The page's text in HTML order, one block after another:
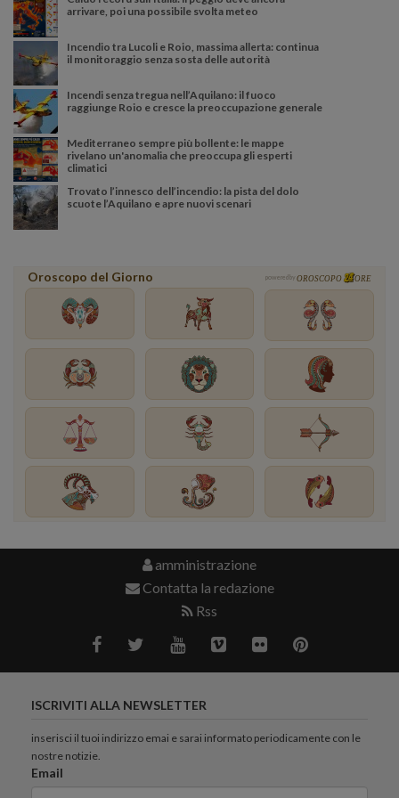
arrivare, poi una possibile svolta meteo
Incendio tra Lucoli e Roio, massima allerta: continua
il monitoraggio senza sosta delle autorità
Incendi senza tregua nell’Aquilano: il fuoco
raggiunge Roio e cresce la preoccupazione generale
Mediterraneo sempre più bollente: le mappe
rivelano un'anomalia che preoccupa gli esperti
climatici
Trovato l’innesco dell’incendio: la pista del dolo
scuote l’Aquilano e apre nuovi scenari
Oroscopo del Giorno powered by OROSCOPO ORE
amministrazione
Contatta la redazione
Rss
ISCRIVITI ALLA NEWSLETTER
inserisci il tuoi indirizzo emai e sarai informato periodicamente con le
nostre notizie.
Email